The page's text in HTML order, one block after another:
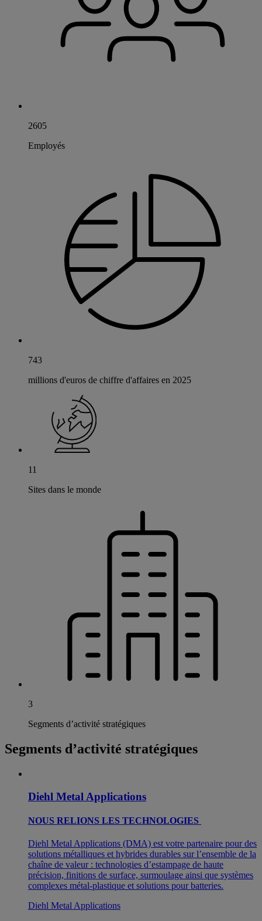
2605
Employés
743
millions d'euros de chiffre d'affaires en 2025
11
Sites dans le monde
3
Segments d’activité stratégiques
Segments d’activité stratégiques
Diehl Metal Applications
NOUS RELIONS LES TECHNOLOGIES
Diehl Metal Applications (DMA) est votre partenaire pour des
solutions métalliques et hybrides durables sur l’ensemble de la
chaîne de valeur : technologies d’estampage de haute
précision, finitions de surface, surmoulage ainsi que systèmes
complexes métal-plastique et solutions pour batteries.
Diehl Metal Applications